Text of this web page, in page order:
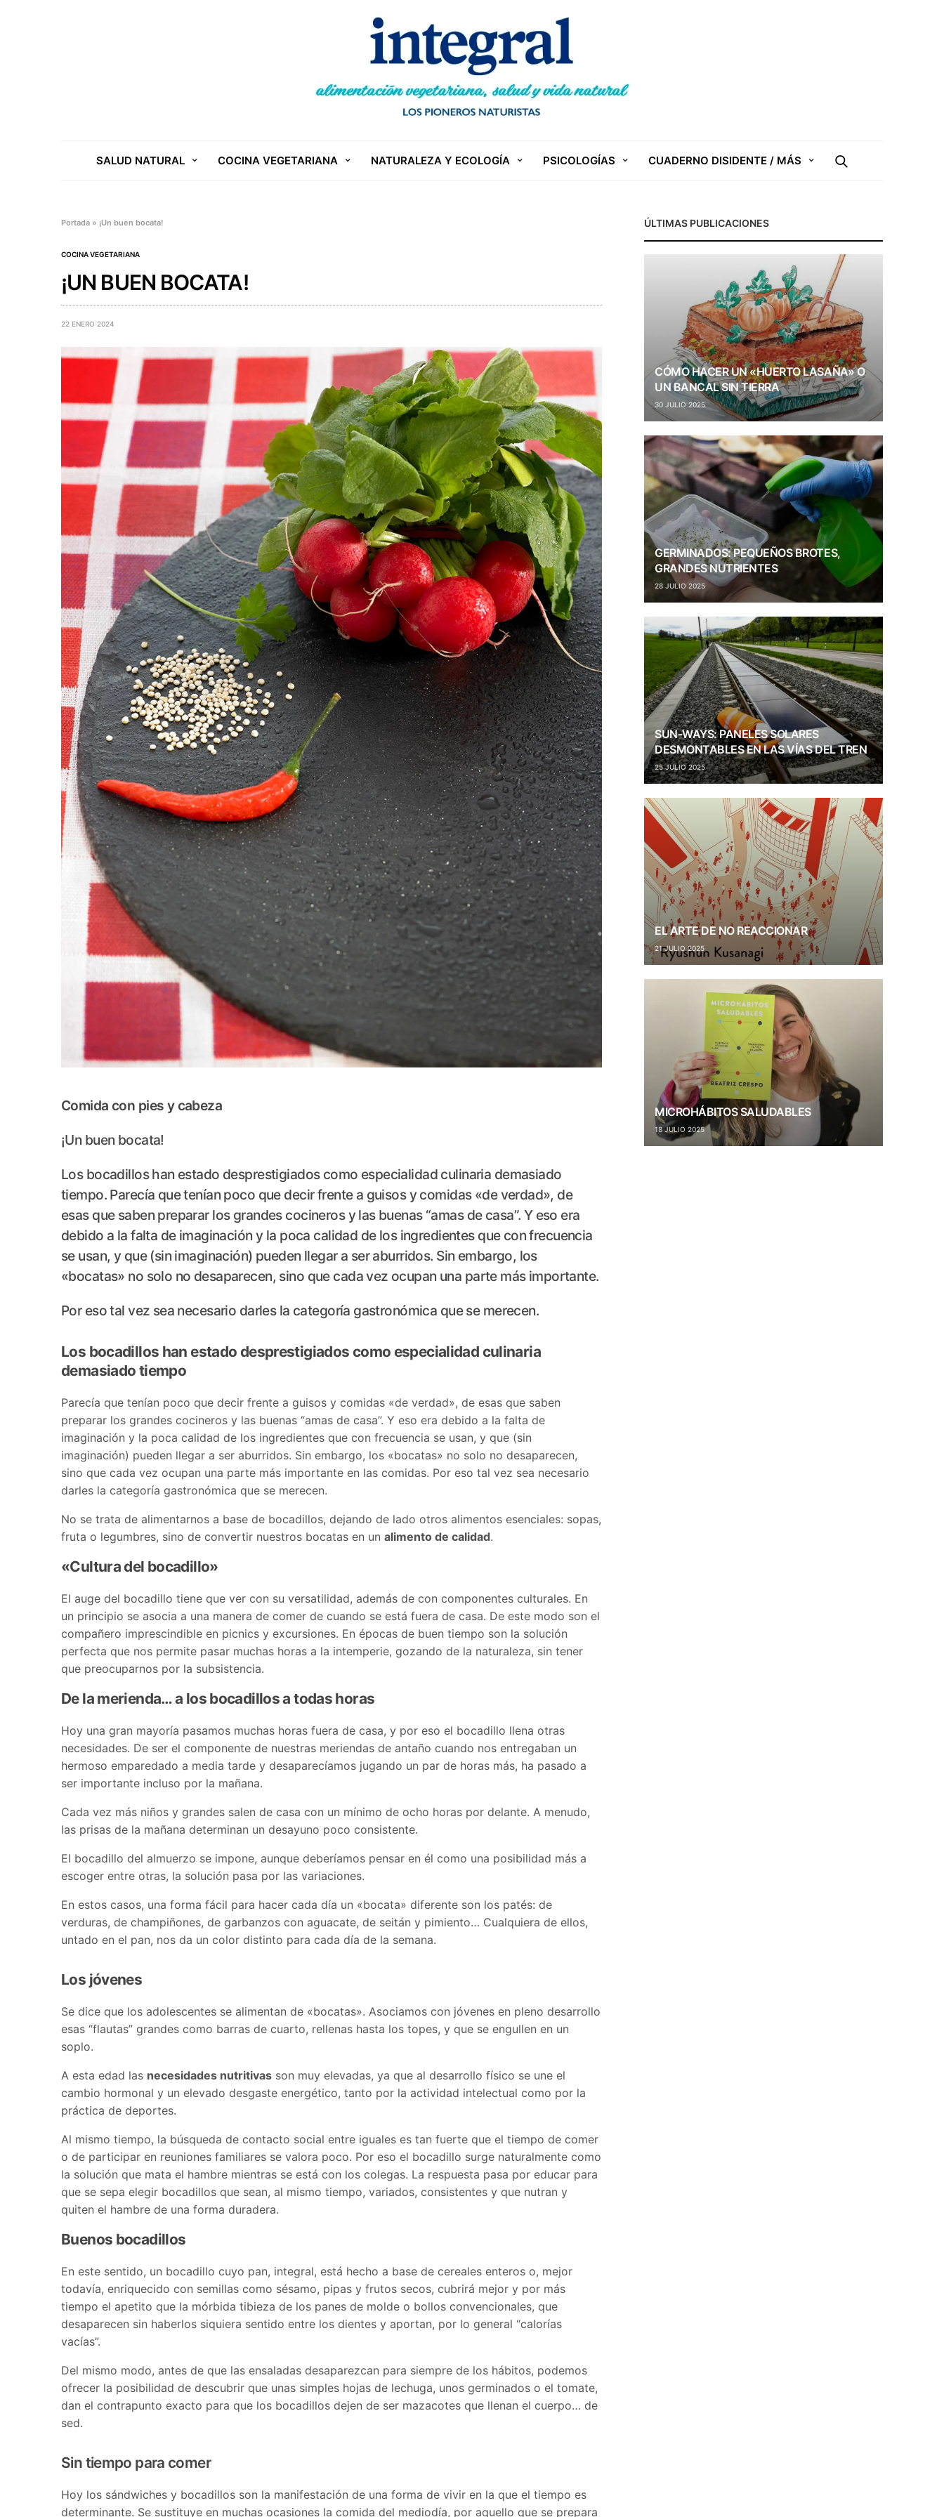
SALUD NATURAL COCINA VEGETARIANA NATURALEZA Y ECOLOGÍA PSICOLOGÍAS CUADERNO DISIDENTE / MÁS
Portada » ¡Un buen bocata!
COCINA VEGETARIANA
¡UN BUEN BOCATA!
22 ENERO 2024
Comida con pies y cabeza
¡Un buen bocata!
Los bocadillos han estado desprestigiados como especialidad culinaria demasiado
tiempo. Parecía que tenían poco que decir frente a guisos y comidas «de verdad», de
esas que saben preparar los grandes cocineros y las buenas “amas de casa”. Y eso era
debido a la falta de imaginación y la poca calidad de los ingredientes que con frecuencia
se usan, y que (sin imaginación) pueden llegar a ser aburridos. Sin embargo, los
«bocatas» no solo no desaparecen, sino que cada vez ocupan una parte más importante.
Por eso tal vez sea necesario darles la categoría gastronómica que se merecen.
Los bocadillos han estado desprestigiados como especialidad culinaria
demasiado tiempo
Parecía que tenían poco que decir frente a guisos y comidas «de verdad», de esas que saben
preparar los grandes cocineros y las buenas “amas de casa”. Y eso era debido a la falta de
imaginación y la poca calidad de los ingredientes que con frecuencia se usan, y que (sin
imaginación) pueden llegar a ser aburridos. Sin embargo, los «bocatas» no solo no desaparecen,
sino que cada vez ocupan una parte más importante en las comidas. Por eso tal vez sea necesario
darles la categoría gastronómica que se merecen.
No se trata de alimentarnos a base de bocadillos, dejando de lado otros alimentos esenciales: sopas,
fruta o legumbres, sino de convertir nuestros bocatas en unalimento de calidad.
«Cultura del bocadillo»
El auge del bocadillo tiene que ver con su versatilidad, además de con componentes culturales. En
un principio se asocia a una manera de comer de cuando se está fuera de casa. De este modo son el
compañero imprescindible en picnics y excursiones. En épocas de buen tiempo son la solución
perfecta que nos permite pasar muchas horas a la intemperie, gozando de la naturaleza, sin tener
que preocuparnos por la subsistencia.
De la merienda… a los bocadillos a todas horas
Hoy una gran mayoría pasamos muchas horas fuera de casa, y por eso el bocadillo llena otras
necesidades. De ser el componente de nuestras meriendas de antaño cuando nos entregaban un
hermoso emparedado a media tarde y desaparecíamos jugando un par de horas más, ha pasado a
ser importante incluso por la mañana.
Cada vez más niños y grandes salen de casa con un mínimo de ocho horas por delante. A menudo,
las prisas de la mañana determinan un desayuno poco consistente.
El bocadillo del almuerzo se impone, aunque deberíamos pensar en él como una posibilidad más a
escoger entre otras, la solución pasa por las variaciones.
En estos casos, una forma fácil para hacer cada día un «bocata» diferente son los patés: de
verduras, de champiñones, de garbanzos con aguacate, de seitán y pimiento… Cualquiera de ellos,
untado en el pan, nos da un color distinto para cada día de la semana.
Los jóvenes
Se dice que los adolescentes se alimentan de «bocatas». Asociamos con jóvenes en pleno desarrollo
esas “flautas” grandes como barras de cuarto, rellenas hasta los topes, y que se engullen en un
soplo.
A esta edad las necesidades nutritivas son muy elevadas, ya que al desarrollo físico se une el
cambio hormonal y un elevado desgaste energético, tanto por la actividad intelectual como por la
práctica de deportes.
Al mismo tiempo, la búsqueda de contacto social entre iguales es tan fuerte que el tiempo de comer
o de participar en reuniones familiares se valora poco. Por eso el bocadillo surge naturalmente como
la solución que mata el hambre mientras se está con los colegas. La respuesta pasa por educar para
que se sepa elegir bocadillos que sean, al mismo tiempo, variados, consistentes y que nutran y
quiten el hambre de una forma duradera.
Buenos bocadillos
En este sentido, un bocadillo cuyo pan, integral, está hecho a base de cereales enteros o, mejor
todavía, enriquecido con semillas como sésamo, pipas y frutos secos, cubrirá mejor y por más
tiempo el apetito que la mórbida tibieza de los panes de molde o bollos convencionales, que
desaparecen sin haberlos siquiera sentido entre los dientes y aportan, por lo general “calorías
vacías”.
Del mismo modo, antes de que las ensaladas desaparezcan para siempre de los hábitos, podemos
ofrecer la posibilidad de descubrir que unas simples hojas de lechuga, unos germinados o el tomate,
dan el contrapunto exacto para que los bocadillos dejen de ser mazacotes que llenan el cuerpo… de
sed.
Sin tiempo para comer
Hoy los sándwiches y bocadillos son la manifestación de una forma de vivir en la que el tiempo es
determinante. Se sustituye en muchas ocasiones la comida del mediodía, por aquello que se prepara
ÚLTIMAS PUBLICACIONES
CÓMO HACER UN «HUERTO LASAÑA» O
UN BANCAL SIN TIERRA
30 JULIO 2025
GERMINADOS: PEQUEÑOS BROTES,
GRANDES NUTRIENTES
28 JULIO 2025
SUN-WAYS: PANELES SOLARES
DESMONTABLES EN LAS VÍAS DEL TREN
25 JULIO 2025
EL ARTE DE NO REACCIONAR
21 JULIO 2025
MICROHÁBITOS SALUDABLES
18 JULIO 2025